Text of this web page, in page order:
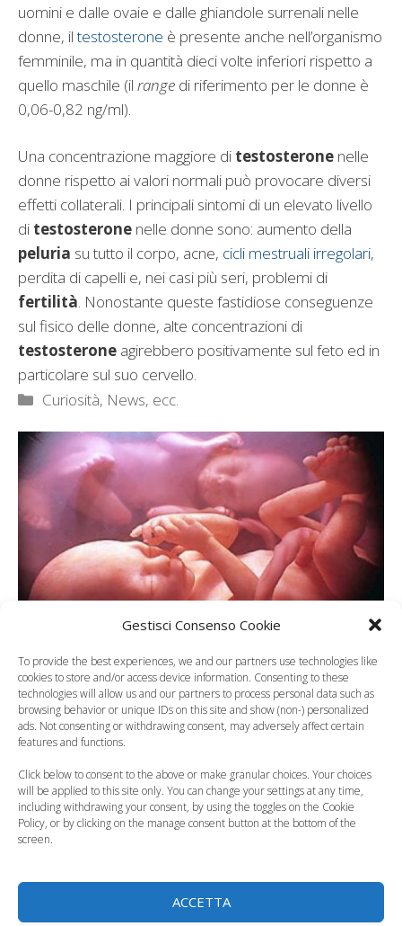
Gestisci Consenso Cookie
To provide the best experiences, we and our partners use technologies like
cookies to store and/or access device information. Consenting to these
technologies will allow us and our partners to process personal data such as
browsing behavior or unique IDs on this site and show (non-) personalized
ads. Not consenting or withdrawing consent, may adversely affect certain
features and functions.
Click below to consent to the above or make granular choices. Your choices
will be applied to this site only. You can change your settings at any time,
including withdrawing your consent, by using the toggles on the Cookie
Policy, or by clicking on the manage consent button at the bottom of the
screen.
ACCETTA
uomini e dalle ovaie e dalle ghiandole surrenali nelle
donne, iltestosterone è presente anche nell’organismo
femminile, ma in quantità dieci volte inferiori rispetto a
quello maschile (il range di riferimento per le donne è
0,06-0,82 ng/ml).
Una concentrazione maggiore di testosterone nelle
donne rispetto ai valori normali può provocare diversi
effetti collaterali. I principali sintomi di un elevato livello
di testosterone nelle donne sono: aumento della
peluria su tutto il corpo, acne, cicli mestruali irregolari,
perdita di capelli e, nei casi più seri, problemi di
fertilità. Nonostante queste fastidiose conseguenze
sul fisico delle donne, alte concentrazioni di
testosterone agirebbero positivamente sul feto ed in
particolare sul suo cervello.
Categorie
Curiosità, News, ecc.
I gemelli comunicano già
nell’utero materno